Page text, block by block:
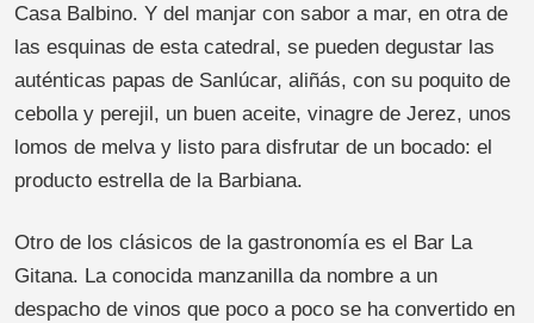
Casa Balbino. Y del manjar con sabor a mar, en otra de
las esquinas de esta catedral, se pueden degustar las
auténticas papas de Sanlúcar, aliñás, con su poquito de
cebolla y perejil, un buen aceite, vinagre de Jerez, unos
lomos de melva y listo para disfrutar de un bocado: el
producto estrella de la Barbiana.
Otro de los clásicos de la gastronomía es el Bar La
Gitana. La conocida manzanilla da nombre a un
despacho de vinos que poco a poco se ha convertido en